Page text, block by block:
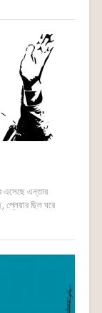
এসেছে এন্তার
প্লেয়ার ছিল ঘরে